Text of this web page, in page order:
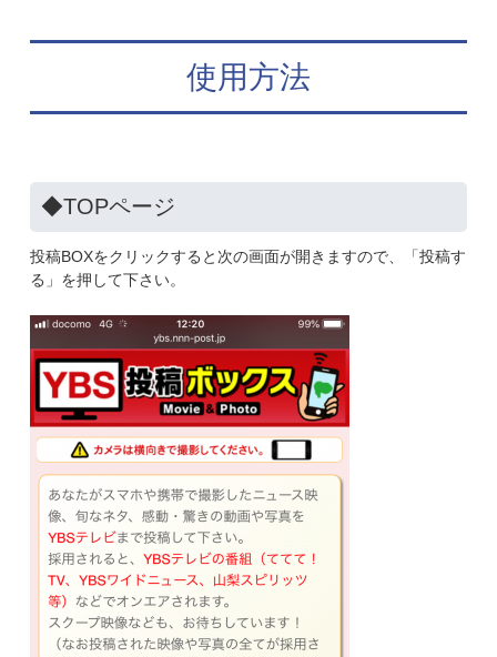
使用方法
◆TOPページ
投稿BOXをクリックすると次の画面が開きますので、「投稿す
る」を押して下さい。